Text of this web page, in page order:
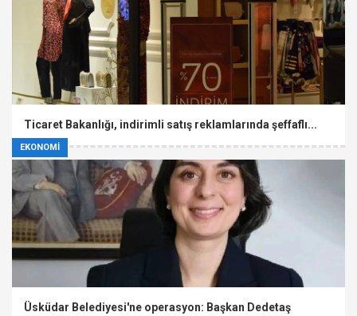
EKONOMİ
Ticaret Bakanlığı, indirimli satış reklamlarında şeffaflı...
Üsküdar Belediyesi'ne operasyon: Başkan Dedetaş